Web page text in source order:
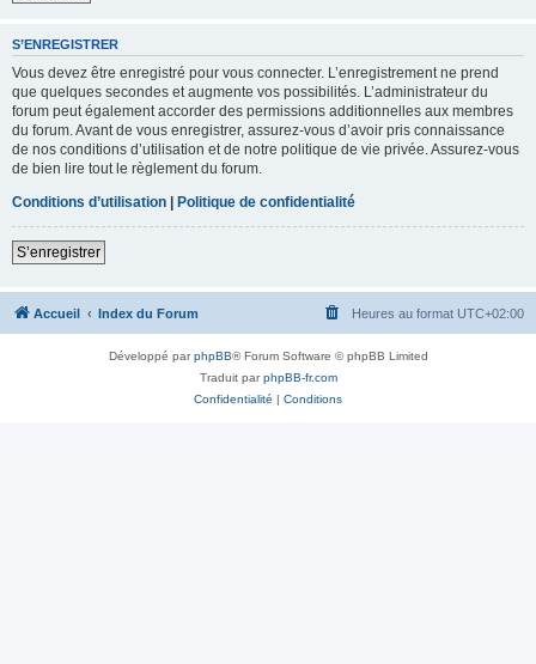
S’ENREGISTRER
Vous devez être enregistré pour vous connecter. L’enregistrement ne prend
que quelques secondes et augmente vos possibilités. L’administrateur du
forum peut également accorder des permissions additionnelles aux membres
du forum. Avant de vous enregistrer, assurez-vous d’avoir pris connaissance
de nos conditions d’utilisation et de notre politique de vie privée. Assurez-vous
de bien lire tout le règlement du forum.
Conditions d’utilisation | Politique de confidentialité
S’enregistrer
Accueil Index du Forum Heures au format UTC+02:00
Développé parphpBB® Forum Software © phpBB Limited
Traduit parphpBB-fr.com
Confidentialité | Conditions